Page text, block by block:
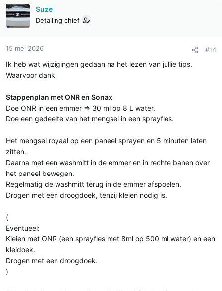
i
e
s
Suze
Detailing chief
15 mei 2026 #14
Ik heb wat wijzigingen gedaan na het lezen van jullie tips.
Waarvoor dank!
Stappenplan met ONR en Sonax
Doe ONR in een emmer => 30 ml op 8 L water.
Doe een gedeelte van het mengsel in een sprayfles.
Het mengsel royaal op een paneel sprayen en 5 minuten laten
zitten.
Daarna met een washmitt in de emmer en in rechte banen over
het paneel bewegen.
Regelmatig de washmitt terug in de emmer afspoelen.
Drogen met een droogdoek, tenzij kleien nodig is.
(
Eventueel:
Kleien met ONR (een sprayfles met 8ml op 500 ml water) en een
kleidoek.
Drogen met een droogdoek.
)